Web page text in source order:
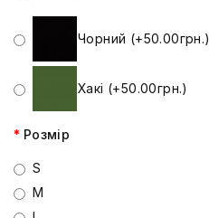
Чорний (+50.00грн.)
Хакі (+50.00грн.)
Розмір
S
M